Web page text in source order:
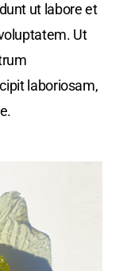
ut labore et
Ut
laboriosam,